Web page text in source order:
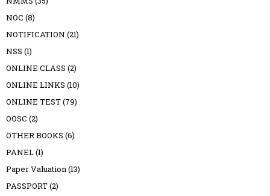
NOC (8)
NOTIFICATION (21)
NSS (1)
ONLINE CLASS (2)
ONLINE LINKS (10)
ONLINE TEST(79)
OOSC (2)
OTHER BOOKS (6)
PANEL(1)
Paper Valuation(13)
PASSPORT(2)